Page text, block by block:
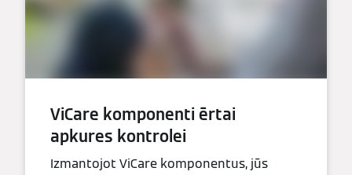
ViCare komponenti ērtai
apkures kontrolei
Izmantojot ViCare komponentus, jūs